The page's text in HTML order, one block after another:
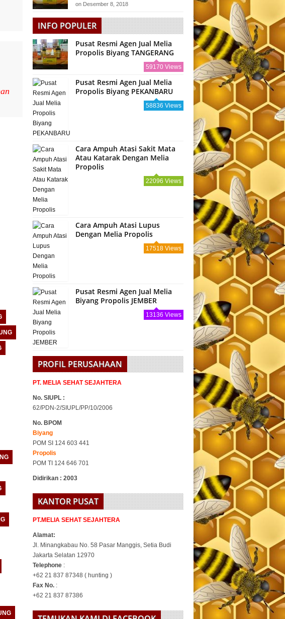
on Desember 8, 2018
INFO POPULER
Pusat Resmi Agen Jual Melia
Propolis Biyang TANGERANG
59170 Views
Pusat Resmi Agen Jual Melia
Propolis Biyang PEKANBARU
58836 Views
Cara Ampuh Atasi Sakit Mata
Atau Katarak Dengan Melia
Propolis
22096 Views
Cara Ampuh Atasi Lupus
Dengan Melia Propolis
17518 Views
Pusat Resmi Agen Jual Melia
Biyang Propolis JEMBER
13136 Views
PROFIL PERUSAHAAN
PT. MELIA SEHAT SEJAHTERA
No. SIUPL :
62/PDN-2/SIUPL/PP/10/2006
No. BPOM
Biyang
POM SI 124 603 441
Propolis
POM TI 124 646 701
Didirikan : 2003
KANTOR PUSAT
PT.MELIA SEHAT SEJAHTERA
Alamat:
Jl. Minangkabau No. 58 Pasar Manggis, Setia Budi
Jakarta Selatan 12970
Telephone :
+62 21 837 87348 ( hunting )
Fax No. :
+62 21 837 87386